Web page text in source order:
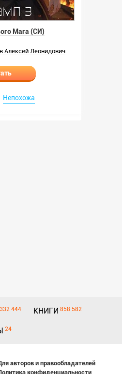
Мага (СИ)
Алексей Леонидович
Непохожа
332 444 КНИГИ 858 582
24
авторов и правообладателей
конфиденциальности